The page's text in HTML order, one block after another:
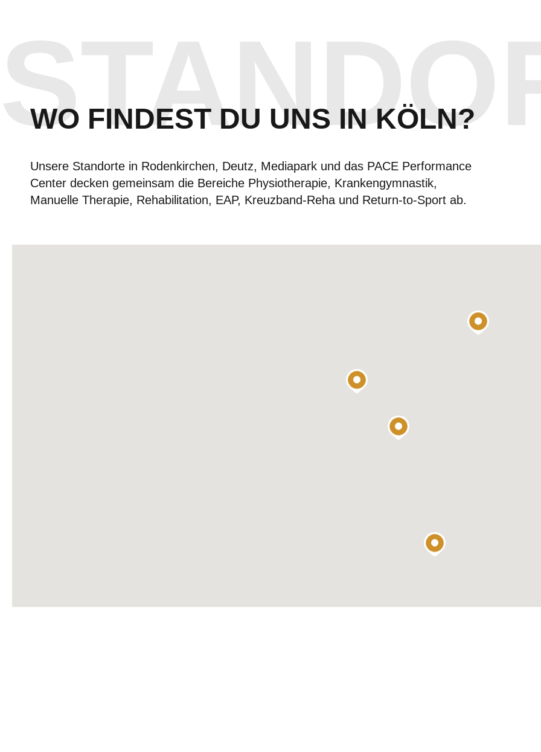
WO FINDEST DU UNS IN KÖLN?
Unsere Standorte in Rodenkirchen, Deutz, Mediapark und das PACE Performance
Center decken gemeinsam die Bereiche Physiotherapie, Krankengymnastik,
Manuelle Therapie, Rehabilitation, EAP, Kreuzband-Reha und Return-to-Sport ab.